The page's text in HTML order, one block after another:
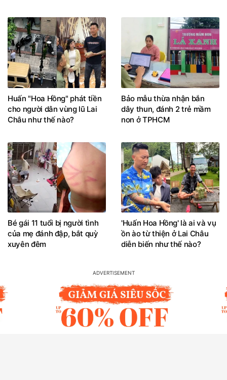
Huấn "Hoa Hồng" phát tiền
cho người dân vùng lũ Lai
Châu như thế nào?
Bảo mẫu thừa nhận bắn
dây thun, đánh 2 trẻ mầm
non ở TPHCM
Bé gái 11 tuổi bị người tình
của mẹ đánh đập, bắt quỳ
xuyên đêm
'Huấn Hoa Hồng' là ai và vụ
ồn ào từ thiện ở Lai Châu
diễn biến như thế nào?